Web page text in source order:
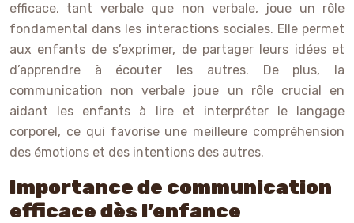
efficace, tant verbale que non verbale, joue un rôle
fondamental dans les interactions sociales. Elle permet
aux enfants de s’exprimer, de partager leurs idées et
d’apprendre à écouter les autres. De plus, la
communication non verbale joue un rôle crucial en
aidant les enfants à lire et interpréter le langage
corporel, ce qui favorise une meilleure compréhension
des émotions et des intentions des autres.
Importance de communication
efficace dès l’enfance